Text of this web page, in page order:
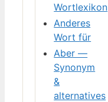
Wortlexikon
Anderes
Wort für
Aber —
Synonym
&
alternatives